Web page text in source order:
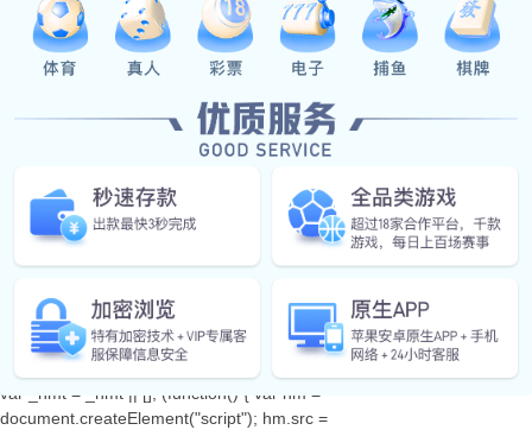
400-002-5557
销售热线：0373-8622016
传 真：0373-8622001
电子信箱： nucleon@aoball.com
地 址：河南省长垣市南蒲巨人大道5号
Copyright © 2002-2022 狗子28.ccmpc29 (官方)网站/网页版登录入
口 狗子28.ccmpc29 (官方)网站/网页版登录入口
var _hmt = _hmt || []; (function() { var hm =
document.createElement("script"); hm.src =